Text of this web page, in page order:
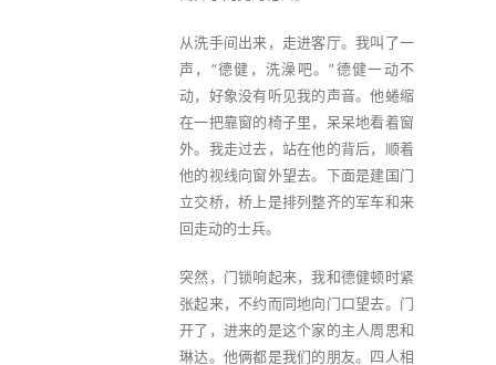
从洗手间出来，走进客厅。我叫了一
声，“德健，洗澡吧。”德健一动不
动，好象没有听见我的声音。他蜷缩
在一把靠窗的椅子里，呆呆地看着窗
外。我走过去，站在他的背后，顺着
他的视线向窗外望去。下面是建国门
立交桥，桥上是排列整齐的军车和来
回走动的士兵。
突然，门锁响起来，我和德健顿时紧
张起来，不约而同地向门口望去。门
开了，进来的是这个家的主人周思和
琳达。他俩都是我们的朋友。四人相